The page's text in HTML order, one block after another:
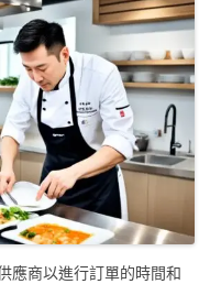
應商以進行訂單的時間和